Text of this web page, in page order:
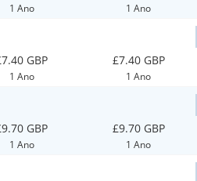
1 Ano 1 Ano
GBP
1 Ano
£7.40 GBP
1 Ano
GBP
1 Ano
£9.70 GBP
1 Ano